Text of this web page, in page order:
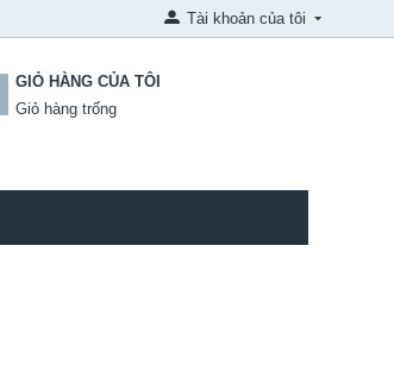
Tài khoản của tôi
GIỎ HÀNG CỦA TÔI
Giỏ hàng trống